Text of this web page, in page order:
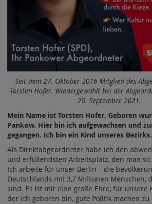
Seit dem 27. Oktober 2016 Mitglied des
Torsten Hofer. Wiedergewählt bei der
26. September 2021.
Mein Name ist Torsten Hofer. Geboren
Pankow. Hier bin ich aufgewachsen und
gegangen. Ich bin ein Kind unseres Bezirks.
Als Direktabgeordneter habe ich den
und erfüllendsten Arbeitsplatz, den man
Ich arbeite für unser Berlin – die
Deutschlands mit 3,7 Millionen Menschen,
sind. Es ist mir eine große Ehre, für unsere
der ich geboren bin, gute Politik machen